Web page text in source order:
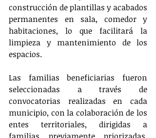
construcción de plantillas y acabados
permanentes en sala, comedor y
habitaciones, lo que facilitará la
limpieza y mantenimiento de los
espacios.
Las familias beneficiarias fueron
seleccionadas a través de
convocatorias realizadas en cada
municipio, con la colaboración de los
entes territoriales, dirigidas a